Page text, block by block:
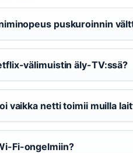
puskuroinnin
välimuistin äly-TV:ssä?
vaikka netti toimii muilla
Fi-ongelmiin?